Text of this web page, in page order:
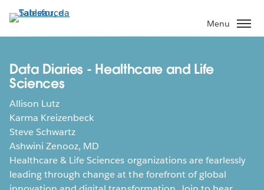
Passa
contenuto
Menu
Data Diaries - Healthcare and Life
Sciences
Allison Lutz
Karma Kreizenbeck
Steve Schwartz
Ashwini Zenooz, MD
Healthcare & Life Sciences organizations are fearlessly
leading through change at the forefront of global